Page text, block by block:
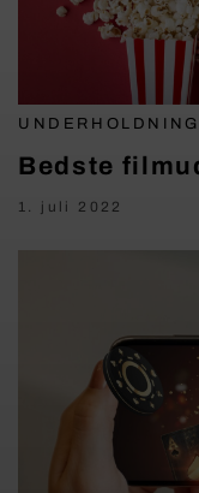
UNDERHOLDNING
Bedste
1. juli 2022